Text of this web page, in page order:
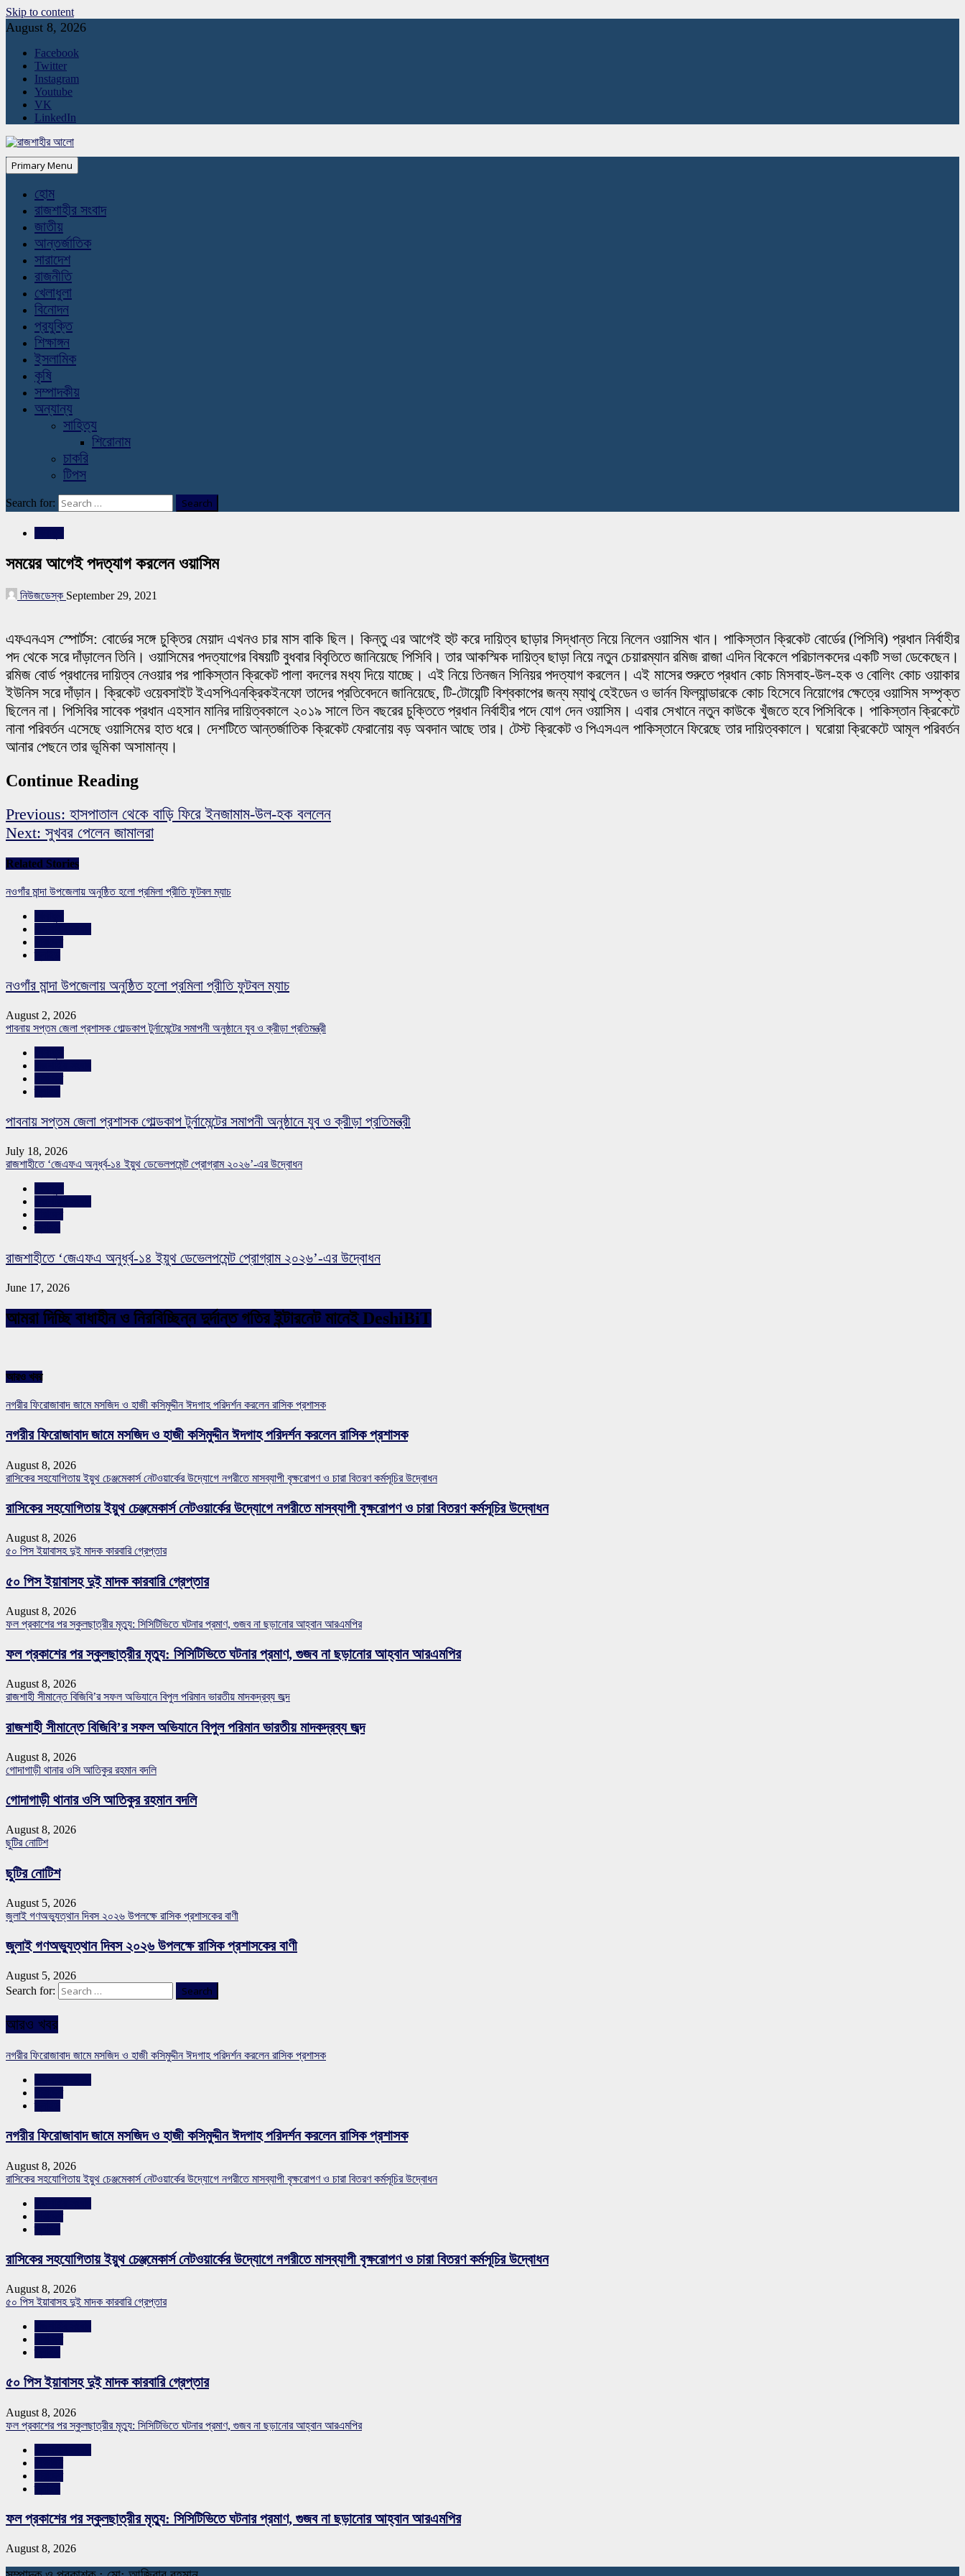
Skip to content
August 8, 2026
Facebook
Twitter
Instagram
Youtube
VK
LinkedIn
Primary Menu
হোম
রাজশাহীর সংবাদ
জাতীয়
আন্তর্জাতিক
সারাদেশ
রাজনীতি
খেলাধুলা
বিনোদন
প্রযুক্তি
শিক্ষাঙ্গন
ইসলামিক
কৃষি
সম্পাদকীয়
অন্যান্য
সাহিত্য
শিরোনাম
চাকরি
টিপস
Search for:
সময়ের আগেই পদত্যাগ করলেন ওয়াসিম
নিউজডেস্ক September 29, 2021
এফএনএস স্পোর্টস: বোর্ডের সঙ্গে চুক্তির মেয়াদ এখনও চার মাস বাকি ছিল। কিন্তু এর আগেই হুট করে দায়িত্ব ছাড়ার সিদ্ধান্ত নিয়ে নিলেন ওয়াসিম খান। পাকিস্তান ক্রিকেট বোর্ডের (পিসিবি) প্রধান নির্বাহীর
পদ থেকে সরে দাঁড়ালেন তিনি। ওয়াসিমের পদত্যাগের বিষয়টি বুধবার বিবৃতিতে জানিয়েছে পিসিবি। তার আকস্মিক দায়িত্ব ছাড়া নিয়ে নতুন চেয়ারম্যান রমিজ রাজা এদিন বিকেলে পরিচালকদের একটি সভা ডেকেছেন।
রমিজ বোর্ড প্রধানের দায়িত্ব নেওয়ার পর পাকিস্তান ক্রিকেট পালা বদলের মধ্য দিয়ে যাচ্ছে। এই নিয়ে তিনজন সিনিয়র পদত্যাগ করলেন। এই মাসের শুরুতে প্রধান কোচ মিসবাহ-উল-হক ও বোলিং কোচ ওয়াকার
ইউনিস সরে দাঁড়ান। ক্রিকেট ওয়েবসাইট ইএসপিএনক্রিকইনফো তাদের প্রতিবেদনে জানিয়েছে, টি-টোয়েন্টি বিশ্বকাপের জন্য ম্যাথু হেইডেন ও ভার্নন ফিল্যান্ডারকে কোচ হিসেবে নিয়োগের ক্ষেত্রে ওয়াসিম সম্পৃক্ত
ছিলেন না। পিসিবির সাবেক প্রধান এহসান মানির দায়িত্বকালে ২০১৯ সালে তিন বছরের চুক্তিতে প্রধান নির্বাহীর পদে যোগ দেন ওয়াসিম। এবার সেখানে নতুন কাউকে খুঁজতে হবে পিসিবিকে। পাকিস্তান ক্রিকেটে
নানা পরিবর্তন এসেছে ওয়াসিমের হাত ধরে। দেশটিতে আন্তর্জাতিক ক্রিকেট ফেরানোয় বড় অবদান আছে তার। টেস্ট ক্রিকেট ও পিএসএল পাকিস্তানে ফিরেছে তার দায়িত্বকালে। ঘরোয়া ক্রিকেটে আমূল পরিবর্তন
আনার পেছনে তার ভূমিকা অসামান্য।
Continue Reading
Previous: হাসপাতাল থেকে বাড়ি ফিরে ইনজামাম-উল-হক বললেন
Next: সুখবর পেলেন জামালরা
Related Stories
নওগাঁর মান্দা উপজেলায় অনুষ্ঠিত হলো প্রমিলা প্রীতি ফুটবল ম্যাচ
নওগাঁর মান্দা উপজেলায় অনুষ্ঠিত হলো প্রমিলা প্রীতি ফুটবল ম্যাচ
August 2, 2026
পাবনায় সপ্তম জেলা প্রশাসক গোল্ডকাপ টুর্নামেন্টের সমাপনী অনুষ্ঠানে যুব ও ক্রীড়া প্রতিমন্ত্রী
পাবনায় সপ্তম জেলা প্রশাসক গোল্ডকাপ টুর্নামেন্টের সমাপনী অনুষ্ঠানে যুব ও ক্রীড়া প্রতিমন্ত্রী
July 18, 2026
রাজশাহীতে ‘জেএফএ অনুর্ধ্ব-১৪ ইয়ুথ ডেভেলপমেন্ট প্রোগ্রাম ২০২৬’-এর উদ্বোধন
রাজশাহীতে ‘জেএফএ অনুর্ধ্ব-১৪ ইয়ুথ ডেভেলপমেন্ট প্রোগ্রাম ২০২৬’-এর উদ্বোধন
June 17, 2026
আমরা দিচ্ছি বাধাহীন ও নিরবিচ্ছিন্ন দুর্দান্ত গতির ইন্টারনেট মানেই DeshiBiT
আরও খবর
নগরীর ফিরোজাবাদ জামে মসজিদ ও হাজী কসিমুদ্দীন ঈদগাহ পরিদর্শন করলেন রাসিক প্রশাসক
নগরীর ফিরোজাবাদ জামে মসজিদ ও হাজী কসিমুদ্দীন ঈদগাহ পরিদর্শন করলেন রাসিক প্রশাসক
August 8, 2026
রাসিকের সহযোগিতায় ইয়ুথ চেঞ্জমেকার্স নেটওয়ার্কের উদ্যোগে নগরীতে মাসব্যাপী বৃক্ষরোপণ ও চারা বিতরণ কর্মসূচির উদ্বোধন
রাসিকের সহযোগিতায় ইয়ুথ চেঞ্জমেকার্স নেটওয়ার্কের উদ্যোগে নগরীতে মাসব্যাপী বৃক্ষরোপণ ও চারা বিতরণ কর্মসূচির উদ্বোধন
August 8, 2026
৫০ পিস ইয়াবাসহ দুই মাদক কারবারি গ্রেপ্তার
৫০ পিস ইয়াবাসহ দুই মাদক কারবারি গ্রেপ্তার
August 8, 2026
ফল প্রকাশের পর স্কুলছাত্রীর মৃত্যু: সিসিটিভিতে ঘটনার প্রমাণ, গুজব না ছড়ানোর আহ্বান আরএমপির
ফল প্রকাশের পর স্কুলছাত্রীর মৃত্যু: সিসিটিভিতে ঘটনার প্রমাণ, গুজব না ছড়ানোর আহ্বান আরএমপির
August 8, 2026
রাজশাহী সীমান্তে বিজিবি’র সফল অভিযানে বিপুল পরিমান ভারতীয় মাদকদ্রব্য জব্দ
রাজশাহী সীমান্তে বিজিবি’র সফল অভিযানে বিপুল পরিমান ভারতীয় মাদকদ্রব্য জব্দ
August 8, 2026
গোদাগাড়ী থানার ওসি আতিকুর রহমান বদলি
গোদাগাড়ী থানার ওসি আতিকুর রহমান বদলি
August 8, 2026
ছুটির নোটিশ
ছুটির নোটিশ
August 5, 2026
জুলাই গণঅভ্যুত্থান দিবস ২০২৬ উপলক্ষে রাসিক প্রশাসকের বাণী
জুলাই গণঅভ্যুত্থান দিবস ২০২৬ উপলক্ষে রাসিক প্রশাসকের বাণী
August 5, 2026
Search for:
আরও খবর
নগরীর ফিরোজাবাদ জামে মসজিদ ও হাজী কসিমুদ্দীন ঈদগাহ পরিদর্শন করলেন রাসিক প্রশাসক
নগরীর ফিরোজাবাদ জামে মসজিদ ও হাজী কসিমুদ্দীন ঈদগাহ পরিদর্শন করলেন রাসিক প্রশাসক
August 8, 2026
রাসিকের সহযোগিতায় ইয়ুথ চেঞ্জমেকার্স নেটওয়ার্কের উদ্যোগে নগরীতে মাসব্যাপী বৃক্ষরোপণ ও চারা বিতরণ কর্মসূচির উদ্বোধন
রাসিকের সহযোগিতায় ইয়ুথ চেঞ্জমেকার্স নেটওয়ার্কের উদ্যোগে নগরীতে মাসব্যাপী বৃক্ষরোপণ ও চারা বিতরণ কর্মসূচির উদ্বোধন
August 8, 2026
৫০ পিস ইয়াবাসহ দুই মাদক কারবারি গ্রেপ্তার
৫০ পিস ইয়াবাসহ দুই মাদক কারবারি গ্রেপ্তার
August 8, 2026
ফল প্রকাশের পর স্কুলছাত্রীর মৃত্যু: সিসিটিভিতে ঘটনার প্রমাণ, গুজব না ছড়ানোর আহ্বান আরএমপির
ফল প্রকাশের পর স্কুলছাত্রীর মৃত্যু: সিসিটিভিতে ঘটনার প্রমাণ, গুজব না ছড়ানোর আহ্বান আরএমপির
August 8, 2026